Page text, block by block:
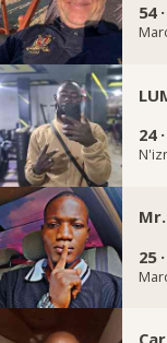
54 ·
24 ·
25 ·